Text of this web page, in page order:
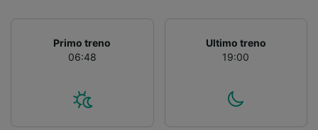
Primo treno
06:48
Ultimo treno
19:00